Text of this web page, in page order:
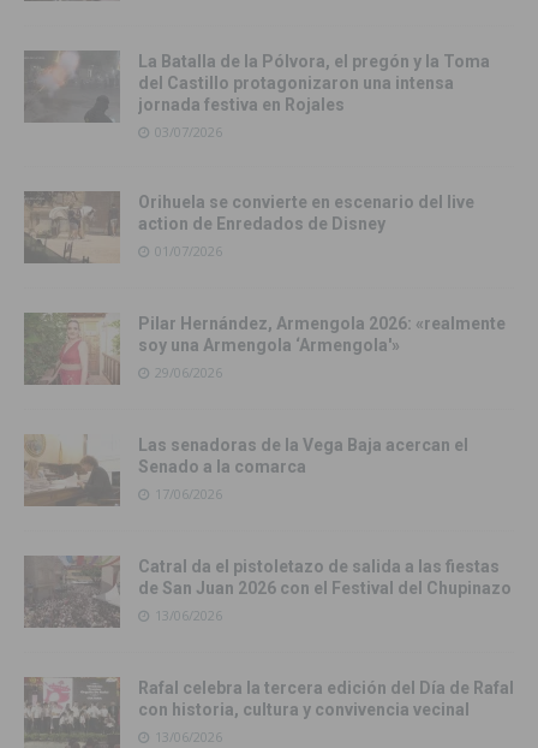
La Batalla de la Pólvora, el pregón y la Toma
del Castillo protagonizaron una intensa
jornada festiva en Rojales
03/07/2026
Orihuela se convierte en escenario del live
action de Enredados de Disney
01/07/2026
Pilar Hernández, Armengola 2026: «realmente
soy una Armengola ‘Armengola'»
29/06/2026
Las senadoras de la Vega Baja acercan el
Senado a la comarca
17/06/2026
Catral da el pistoletazo de salida a las fiestas
de San Juan 2026 con el Festival del Chupinazo
13/06/2026
Rafal celebra la tercera edición del Día de Rafal
con historia, cultura y convivencia vecinal
13/06/2026